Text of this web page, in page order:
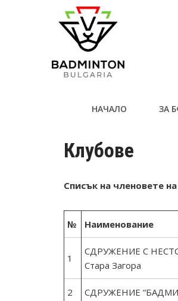
НАЧАЛО ЗА
Клубове
Списък на членовете
№ Наименование
1
СДРУЖЕНИЕ С
Стара Загора
2 СДРУЖЕНИЕ